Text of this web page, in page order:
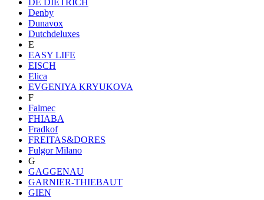
Denby
Dunavox
Dutchdeluxes
E
EASY LIFE
EISCH
Elica
EVGENIYA KRYUKOVA
F
Falmec
FHIABA
Fradkof
FREITAS&DORES
Fulgor Milano
G
GAGGENAU
GARNIER-THIEBAUT
GIEN